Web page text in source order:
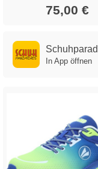
75,00 €
In App öffnen